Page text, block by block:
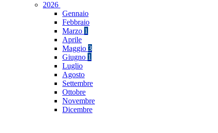
2026
Gennaio
Febbraio
Marzo 1
Aprile
Maggio 3
Giugno 1
Luglio
Agosto
Settembre
Ottobre
Novembre
Dicembre